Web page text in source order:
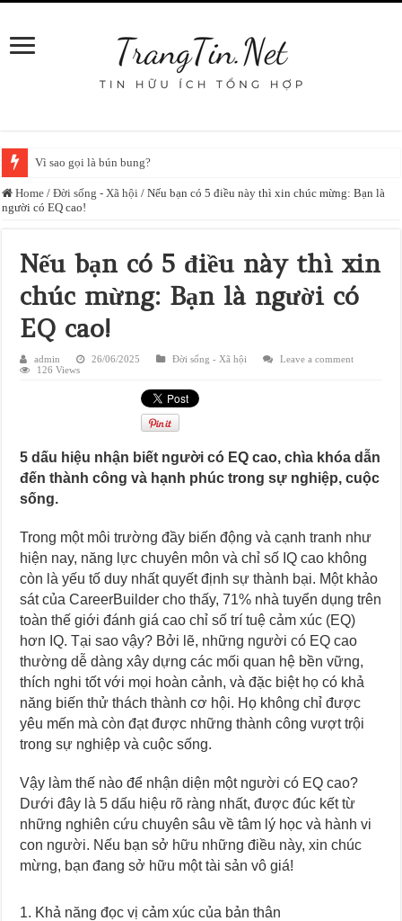
Vì sao gọi là bún bung?
Home / Đời sống - Xã hội / Nếu bạn có 5 điều này thì xin chúc mừng: Bạn là
người có EQ cao!
Nếu bạn có 5 điều này thì xin
chúc mừng: Bạn là người có
EQ cao!
admin 26/06/2025 Đời sống - Xã hội
Leave a comment
126 Views
5 dấu hiệu nhận biết người có EQ cao, chìa khóa dẫn
đến thành công và hạnh phúc trong sự nghiệp, cuộc
sống.
Trong một môi trường đầy biến động và cạnh tranh như
hiện nay, năng lực chuyên môn và chỉ số IQ cao không
còn là yếu tố duy nhất quyết định sự thành bại. Một khảo
sát của CareerBuilder cho thấy, 71% nhà tuyển dụng trên
toàn thế giới đánh giá cao chỉ số trí tuệ cảm xúc (EQ)
hơn IQ. Tại sao vậy? Bởi lẽ, những người có EQ cao
thường dễ dàng xây dựng các mối quan hệ bền vững,
thích nghi tốt với mọi hoàn cảnh, và đặc biệt họ có khả
năng biến thử thách thành cơ hội. Họ không chỉ được
yêu mến mà còn đạt được những thành công vượt trội
trong sự nghiệp và cuộc sống.
Vậy làm thế nào để nhận diện một người có EQ cao?
Dưới đây là 5 dấu hiệu rõ ràng nhất, được đúc kết từ
những nghiên cứu chuyên sâu về tâm lý học và hành vi
con người. Nếu bạn sở hữu những điều này, xin chúc
mừng, bạn đang sở hữu một tài sản vô giá!
1. Khả năng đọc vị cảm xúc của bản thân